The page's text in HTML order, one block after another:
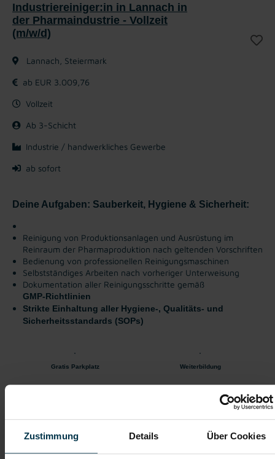
Zustimmung Details Über Cookies
Industriereiniger:in in Lannach in
der Pharmaindustrie - Vollzeit
(m/w/d)
Lannach, Steiermark
ab EUR 3.009,76
Vollzeit
Ab 3-Schicht
Industrie / handwerkliches Gewerbe
ab sofort
Deine Aufgaben: Sauberkeit, Hygiene & Sicherheit:
Reinigung von Produktionsanlagen und Ausrüstung im
Reinraum der Pharmaproduktion nach geltenden Vorschriften
Bedienung von professionellen Reinigungsmaschinen
Selbstständiges Arbeiten nach vorheriger Unterweisung
Dokumentation aller Reinigungsschritte gemäß
GMP‑Richtlinien
Strikte Einhaltung aller Hygiene-, Qualitäts- und
Sicherheitsstandards (SOPs)
Gratis Parkplatz Weiterbildung
Unbefristetes
Vollzeitarbeitsplatz